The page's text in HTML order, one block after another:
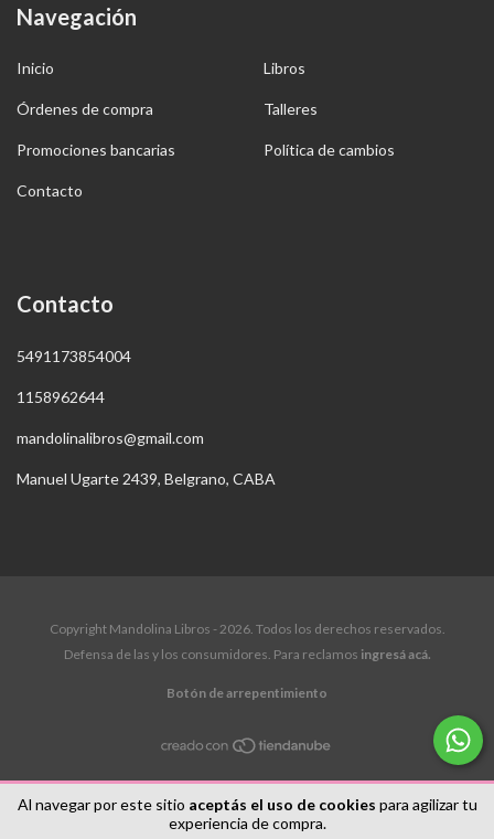
Al navegar por este sitio aceptás el uso de cookies para agilizar tu
experiencia de compra.
Navegación
Inicio Libros
Órdenes de compra Talleres
Promociones bancarias Política de cambios
Contacto
Contacto
5491173854004
1158962644
mandolinalibros@gmail.com
Manuel Ugarte 2439, Belgrano, CABA
Copyright Mandolina Libros - 2026. Todos los derechos reservados.
Defensa de las y los consumidores. Para reclamos ingresá acá.
Botón de arrepentimiento